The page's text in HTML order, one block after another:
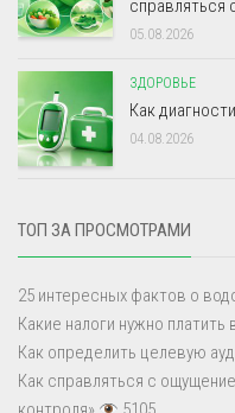
справляться
05.08.2026
ЗДОРОВЬЕ
Как
04.08.2026
ТОП ЗА ПРОСМОТРАМИ
25 интересных фактов о
Какие налоги нужно платить
Как определить целевую
Как справляться с